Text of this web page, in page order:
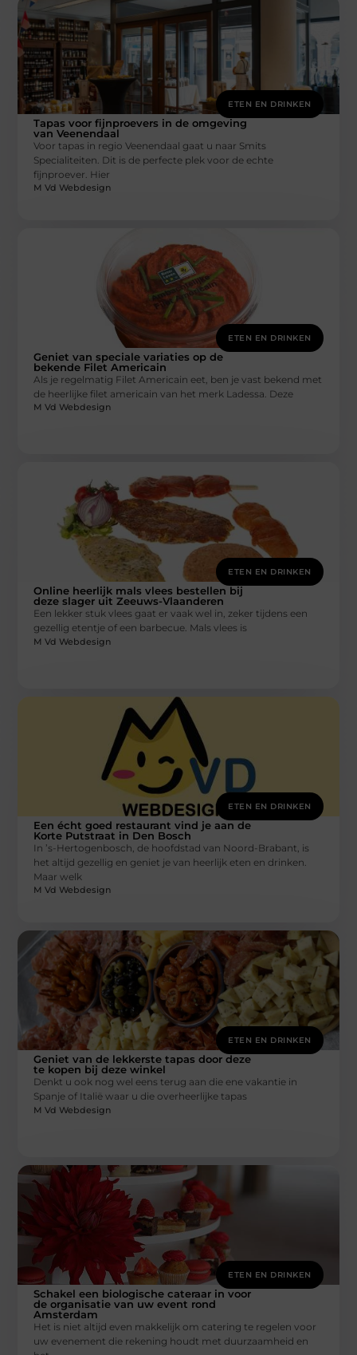
ETEN EN DRINKEN
Tapas voor fijnproevers in de omgeving
van Veenendaal
Voor tapas in regio Veenendaal gaat u naar Smits
Specialiteiten. Dit is de perfecte plek voor de echte
fijnproever. Hier
M Vd Webdesign
ETEN EN DRINKEN
Geniet van speciale variaties op de
bekende Filet Americain
Als je regelmatig Filet Americain eet, ben je vast bekend met
de heerlijke filet americain van het merk Ladessa. Deze
M Vd Webdesign
ETEN EN DRINKEN
Online heerlijk mals vlees bestellen bij
deze slager uit Zeeuws-Vlaanderen
Een lekker stuk vlees gaat er vaak wel in, zeker tijdens een
gezellig etentje of een barbecue. Mals vlees is
M Vd Webdesign
ETEN EN DRINKEN
Een écht goed restaurant vind je aan de
Korte Putstraat in Den Bosch
In ’s-Hertogenbosch, de hoofdstad van Noord-Brabant, is
het altijd gezellig en geniet je van heerlijk eten en drinken.
Maar welk
M Vd Webdesign
ETEN EN DRINKEN
Geniet van de lekkerste tapas door deze
te kopen bij deze winkel
Denkt u ook nog wel eens terug aan die ene vakantie in
Spanje of Italië waar u die overheerlijke tapas
M Vd Webdesign
ETEN EN DRINKEN
Schakel een biologische cateraar in voor
de organisatie van uw event rond
Amsterdam
Het is niet altijd even makkelijk om catering te regelen voor
uw evenement die rekening houdt met duurzaamheid en